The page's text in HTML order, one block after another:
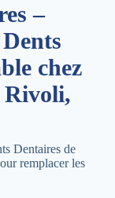
–
chez
Rivoli,
Dentaires de
remplacer les